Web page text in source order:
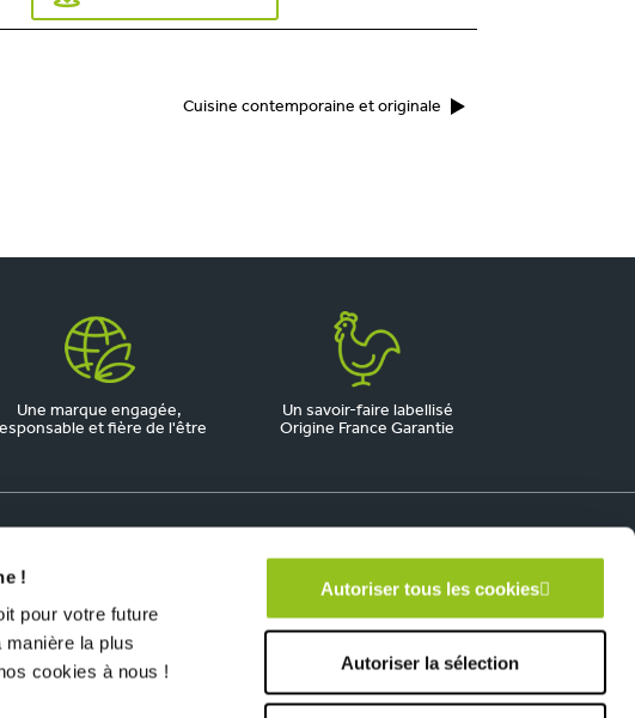
!
pour votre future
la plus
cookies à nous !
Autoriser tous les cookies
Autoriser la sélection
Cuisine contemporaine et originale
Une marque engagée,
et fière de l'être
Un savoir-faire labellisé
Origine France Garantie